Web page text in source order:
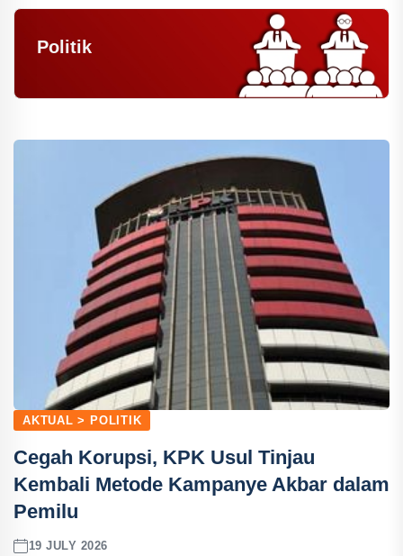
Politik
AKTUAL > POLITIK
Cegah Korupsi, KPK Usul Tinjau
Kembali Metode Kampanye Akbar dalam
Pemilu
19 JULY 2026